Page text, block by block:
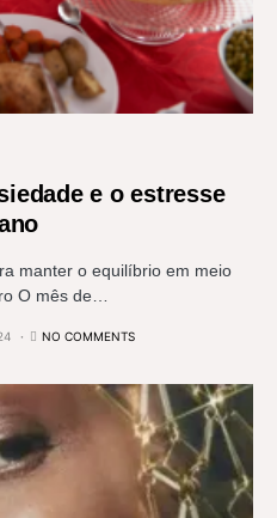
e o estresse
manter o equilíbrio em meio
O mês de…
NO COMMENTS